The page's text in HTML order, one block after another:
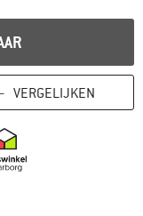
VERGELIJKEN
hier de
hier!